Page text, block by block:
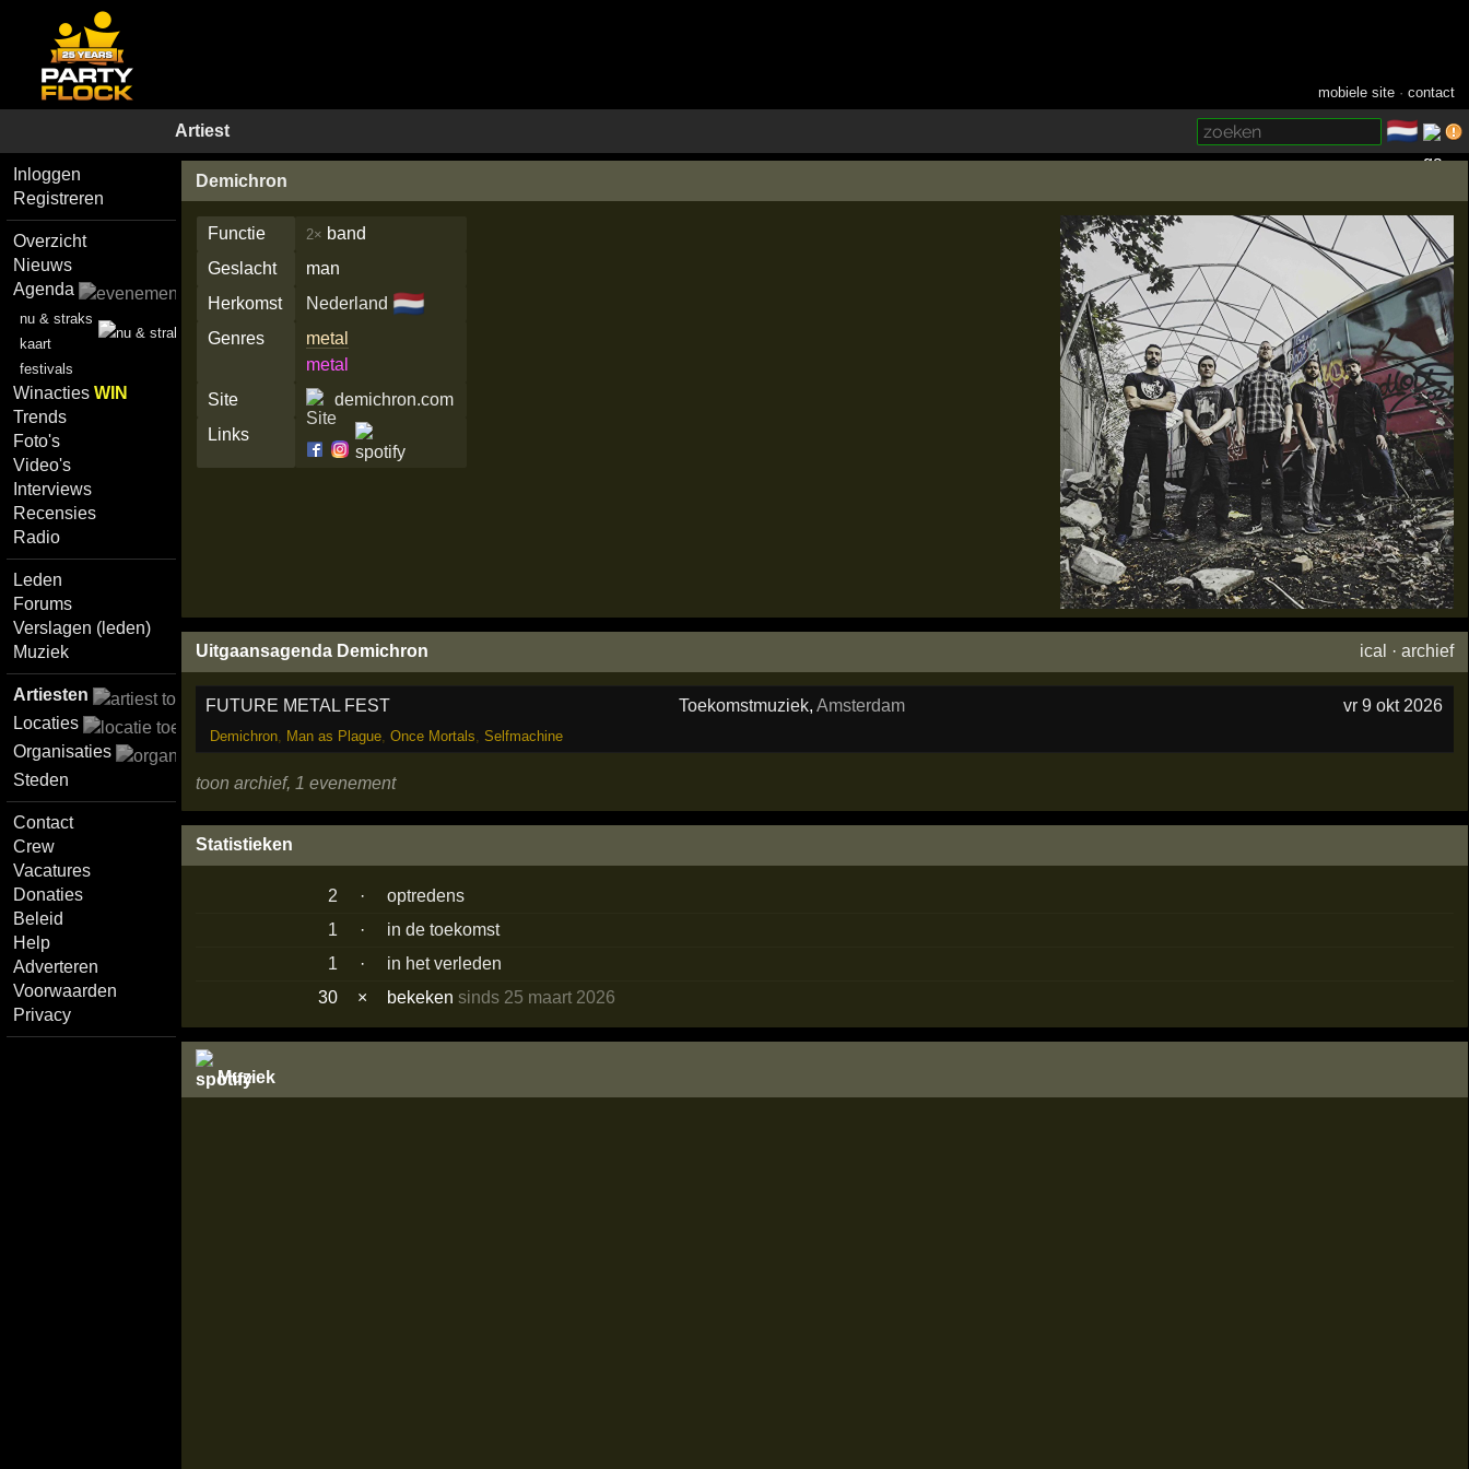
mobiele site ·contact
Artiest 🇳🇱
Inloggen
Registreren
Overzicht
Nieuws
Agenda
nu & straks
kaart
festivals
WinactiesWIN
Trends
Foto's
Video's
Interviews
Recensies
Radio
Leden
Forums
Verslagen (leden)
Muziek
Artiesten
Locaties
Organisaties
Steden
Contact
Crew
Vacatures
Donaties
Beleid
Help
Adverteren
Voorwaarden
Privacy
Demichron
Functie 2× band
Geslacht
man
Herkomst
Nederland 🇳🇱
Genres
metal
metal
Site
demichron.com
Links
Uitgaansagenda Demichron ical ·archief
FUTURE METAL FEST Toekomstmuziek,Amsterdam vr 9 okt 2026
Demichron, Man as Plague, Once Mortals, Selfmachine
toon archief, 1 evenement
Statistieken
2 ·
optredens
1
·
in de toekomst
1
·
in het verleden
30
× bekekensinds 25 maart 2026
Muziek